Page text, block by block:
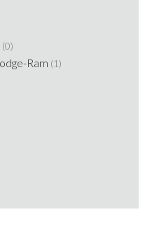
(0)
Ram (1)